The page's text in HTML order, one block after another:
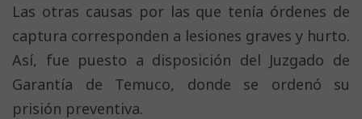
Las otras causas por las que tenía órdenes de
captura corresponden a lesiones graves y hurto.
Así, fue puesto a disposición del Juzgado de
Garantía de Temuco, donde se ordenó su
prisión preventiva.